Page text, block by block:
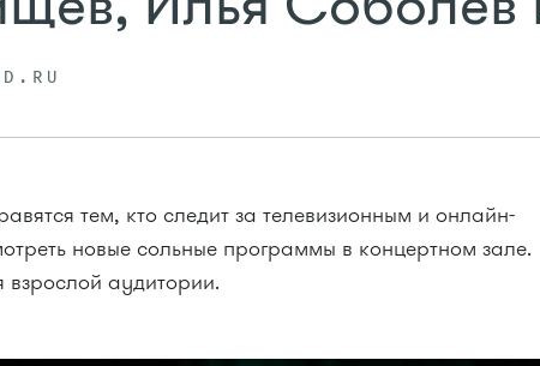
тем, кто следит за телевизионным и онлайн-
новые сольные программы в концертном зале.
аудитории.